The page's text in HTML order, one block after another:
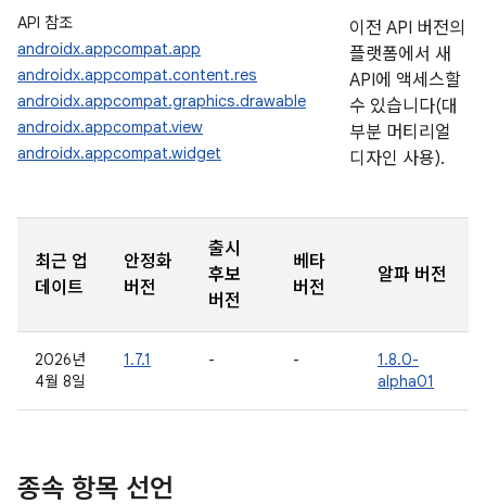
API 참조
androidx.appcompat.app
androidx.appcompat.content.res
androidx.appcompat.graphics.drawable
androidx.appcompat.view
androidx.appcompat.widget
이전 API 버전의
플랫폼에서 새
API에 액세스할
수 있습니다(대
부분 머티리얼
디자인 사용).
최근 업
데이트
안정화
버전
출시
후보
버전
베타
버전
알파 버전
2026년
4월 8일
1.7.1 - -
1.8.0-
alpha01
종속 항목 선언